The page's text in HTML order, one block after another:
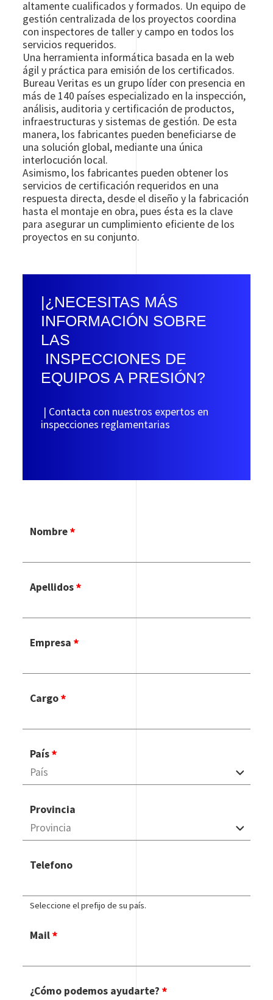
altamente cualificados y formados. Un equipo de
gestión centralizada de los proyectos coordina
con inspectores de taller y campo en todos los
servicios requeridos.
Una herramienta informática basada en la web
ágil y práctica para emisión de los certificados.
Bureau Veritas es un grupo líder con presencia en
más de 140 países especializado en la inspección,
análisis, auditoria y certificación de productos,
infraestructuras y sistemas de gestión. De esta
manera, los fabricantes pueden beneficiarse de
una solución global, mediante una única
interlocución local.
Asimismo, los fabricantes pueden obtener los
servicios de certificación requeridos en una
respuesta directa, desde el diseño y la fabricación
hasta el montaje en obra, pues ésta es la clave
para asegurar un cumplimiento eficiente de los
proyectos en su conjunto.
|¿NECESITAS MÁS
INFORMACIÓN SOBRE
LAS
INSPECCIONES DE
EQUIPOS A PRESIÓN?
| Contacta con nuestros expertos en
inspecciones reglamentarias
Nombre
Apellidos
Empresa
Cargo
País
Provincia
Telefono
Seleccione el prefijo de su país.
Mail
¿Cómo podemos ayudarte?